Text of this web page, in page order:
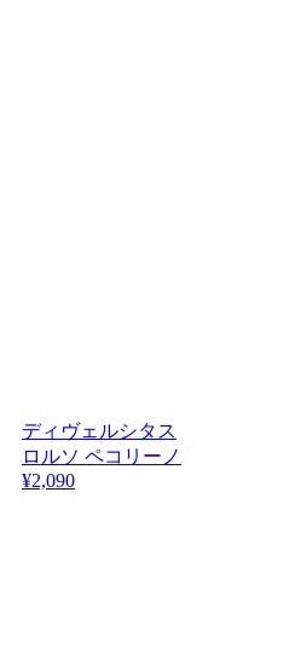
ディヴェルシタス
ロルソ ペコリーノ
¥2,090